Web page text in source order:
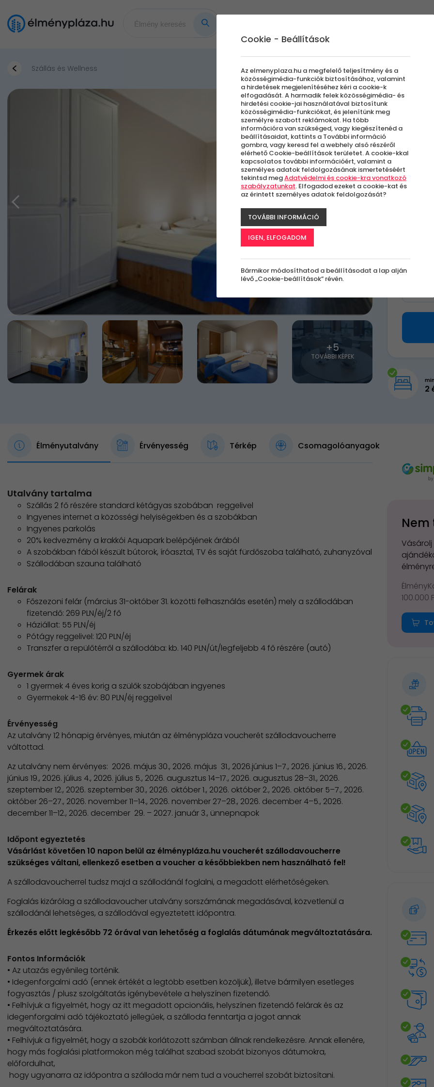
Szállás és Wellness
-48%
+5
TOVÁBBI KÉPEK
Hotel
41
2
Élményutalvány Érvényesség Térkép Csomagolóanyagok
Utalvány tartalma
Szállás 2 fő részére standard kétágyas szobában reggelivel
Ingyenes internet a közösségi helyiségekben és a szobákban
Ingyenes parkolás
20% kedvezmény a krakkói Aquapark belépőjének árából
A szobákban fából készült bútorok, íróasztal, TV és saját fürdőszoba található, zuhanyzóval
Szállodában szauna található
Felárak
Főszezoni felár (március 31-október 31. közötti felhasználás esetén) mely a szállodában
fizetendő: 269 PLN/éj/2 fő
Háziállat: 55 PLN/éj
Pótágy reggelivel: 120 PLN/éj
Transzfer a repülőtérről a szállodába: kb. 140 PLN/út/legfeljebb 4 fő részére (autó)
Gyermek árak
1 gyermek 4 éves korig a szülők szobájában ingyenes
Gyermekek 4-16 év: 80 PLN/éj reggelivel
Érvényesség
Az utalvány 12 hónapig érvényes, miután az élménypláza voucherét szállodavoucherre
váltottad.
Az utalvány nem érvényes: 2026. május 30., 2026. május 31., 2026.június 1–7., 2026. június 16., 2026.
június 19., 2026. július 4., 2026. július 5., 2026. augusztus 14–17., 2026. augusztus 28–31., 2026.
szeptember 12., 2026. szeptember 30., 2026. október 1., 2026. október 2., 2026. október 5–7., 2026.
október 26–27., 2026. november 11–14., 2026. november 27–28., 2026. december 4–5., 2026.
december 11–12., 2026. december 29. – 2027. január 3., ünnepnapok
Időpont egyeztetés
Vásárlást követően 10 napon belül az élménypláza.hu voucherét szállodavoucherre
szükséges váltani, ellenkező esetben a voucher a későbbiekben nem használható fel!
A szállodavoucherrel tudsz majd a szállodánál foglalni, a megadott elérhetőségeken.
Foglalás kizárólag a szállodavoucher utalvány sorszámának megadásával, közvetlenül a
szállodánál lehetséges, a szállodával egyeztetett időpontra.
Érkezés előtt legkésőbb 72 órával van lehetőség a foglalás dátumának megváltoztatására.
Fontos Információk
• Az utazás egyénileg történik.
• Idegenforgalmi adó (ennek értékét a legtöbb esetben közöljük), illetve bármilyen esetleges
fogyasztás / plusz szolgáltatás igénybevétele a helyszínen fizetendő.
• Felhívjuk a figyelmét, hogy az itt megadott opcionális, helyszínen fizetendő felárak és az
idegenforgalmi adó tájékoztató jellegűek, a szálloda fenntartja a jogot annak
megváltoztatására.
• Felhívjuk a figyelmét, hogy a szobák korlátozott számban állnak rendelkezésre. Annak ellenére,
hogy más foglalási platformokon még találhat szabad szobát bizonyos dátumokra,
előfordulhat,
​ hogy ugyanarra az időpontra a szálloda már nem tud a voucherrel szobát biztosítani.
Nem
100.000
Cookie - Beállítások
Az elmenyplaza.hu a megfelelő teljesítmény és a
közösségimédia-funkciók biztosításához, valamint
a hirdetések megjelenítéséhez kéri a cookie-k
elfogadását. A harmadik felek közösségimédia- és
hirdetési cookie-jai használatával biztosítunk
közösségimédia-funkciókat, és jelenítünk meg
személyre szabott reklámokat. Ha több
információra van szükséged, vagy kiegészítenéd a
beállításaidat, kattints a További információ
gombra, vagy keresd fel a webhely alsó részéről
elérhető Cookie-beállítások területet. A cookie-kkal
kapcsolatos további információért, valamint a
személyes adatok feldolgozásának ismertetéséért
tekintsd megAdatvédelmi és cookie-kra vonatkozó
szabályzatunkat. Elfogadod ezeket a cookie-kat és
az érintett személyes adatok feldolgozását?
TOVÁBBI INFORMÁCIÓ
IGEN, ELFOGADOM
Bármikor módosíthatod a beállításodat a lap alján
lévő „Cookie-beállítások” révén.